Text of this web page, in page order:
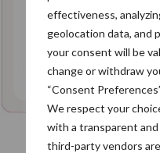
effectiveness,
geolocation data, and
your consent will be
change or withdraw
“Consent
We respect your
with a transparent
third-party vendors